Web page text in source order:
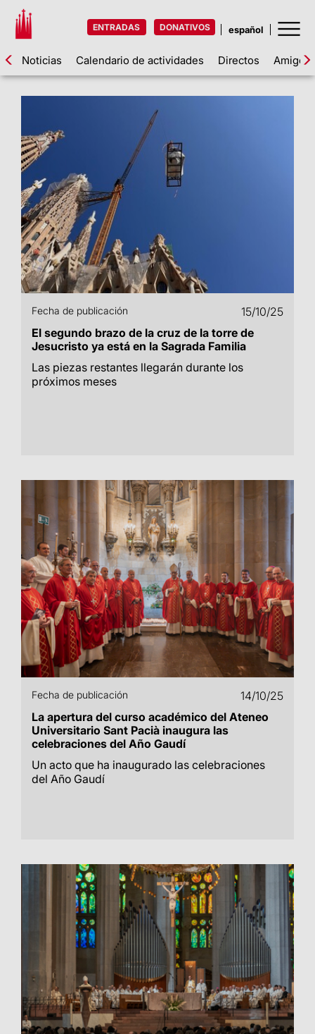
ENTRADAS DONATIVOS
Noticias Calendario de actividades Directos Amigos
Fecha de publicación
15/10/25
El segundo brazo de la cruz de la torre de
Jesucristo ya está en la Sagrada Familia
Las piezas restantes llegarán durante los
próximos meses
Fecha de publicación
14/10/25
La apertura del curso académico del Ateneo
Universitario Sant Pacià inaugura las
celebraciones del Año Gaudí
Un acto que ha inaugurado las celebraciones
del Año Gaudí